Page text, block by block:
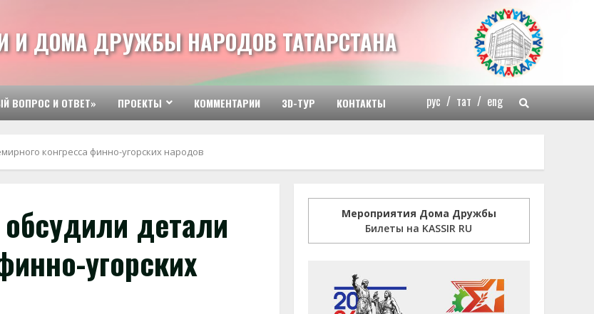
И ДОМА ДРУЖБЫ НАРОДОВ ТАТАРСТАНА
ВОПРОС И ОТВЕТ» ПРОЕКТЫ КОММЕНТАРИИ 3D-ТУР КОНТАКТЫ рус / тат / eng
конгресса финно-угорских народов
детали
угорских
Мероприятия Дома Дружбы
Билеты на KASSIR RU